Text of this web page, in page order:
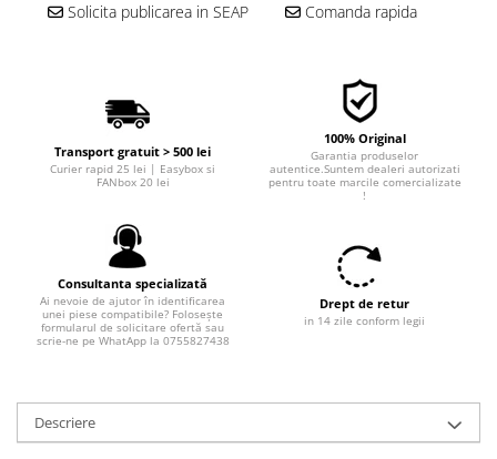
Filtre agent racire
Accesorii filtre
Filtre combustibil
Filtre habitaclu
Filtre uscator
Filtre hidraulice
Placute frana
Discuri frana
Solicita publicarea in SEAP Comanda rapida
Transport gratuit > 500 lei
Curier rapid 25 lei | Easybox si
FANbox 20 lei
100% Original
Garantia produselor
autentice.Suntem dealeri autorizati
pentru toate marcile comercializate
!
Consultanta specializată
Ai nevoie de ajutor în identificarea
unei piese compatibile? Folosește
formularul de solicitare ofertă sau
scrie-ne pe WhatApp la 0755827438
Drept de retur
in 14 zile conform legii
Descriere